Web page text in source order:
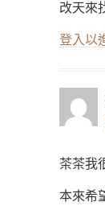
改天來
登入以
茶茶我
本來希